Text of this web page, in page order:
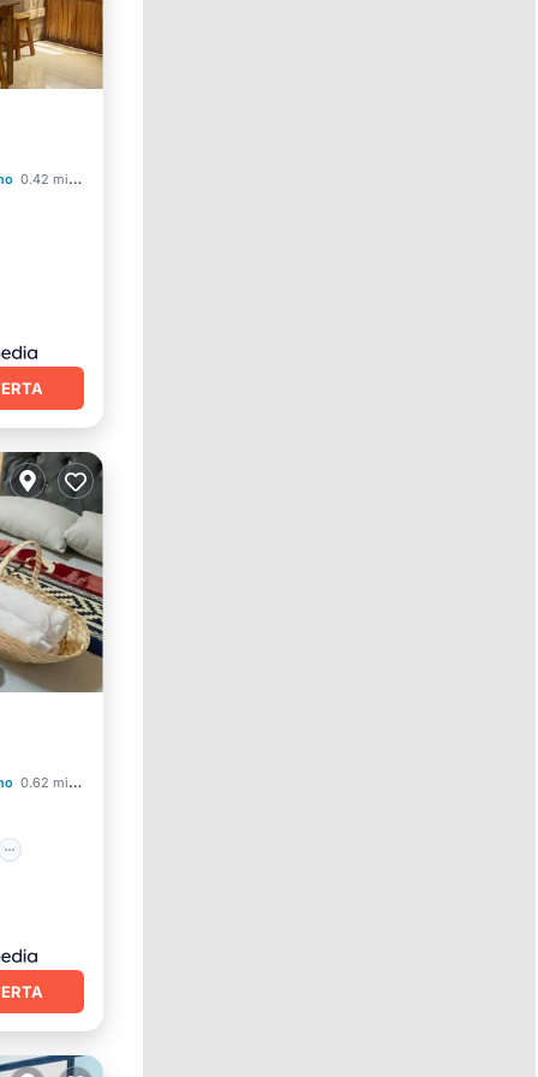
0.42 mi al centro
0.62 mi al centro